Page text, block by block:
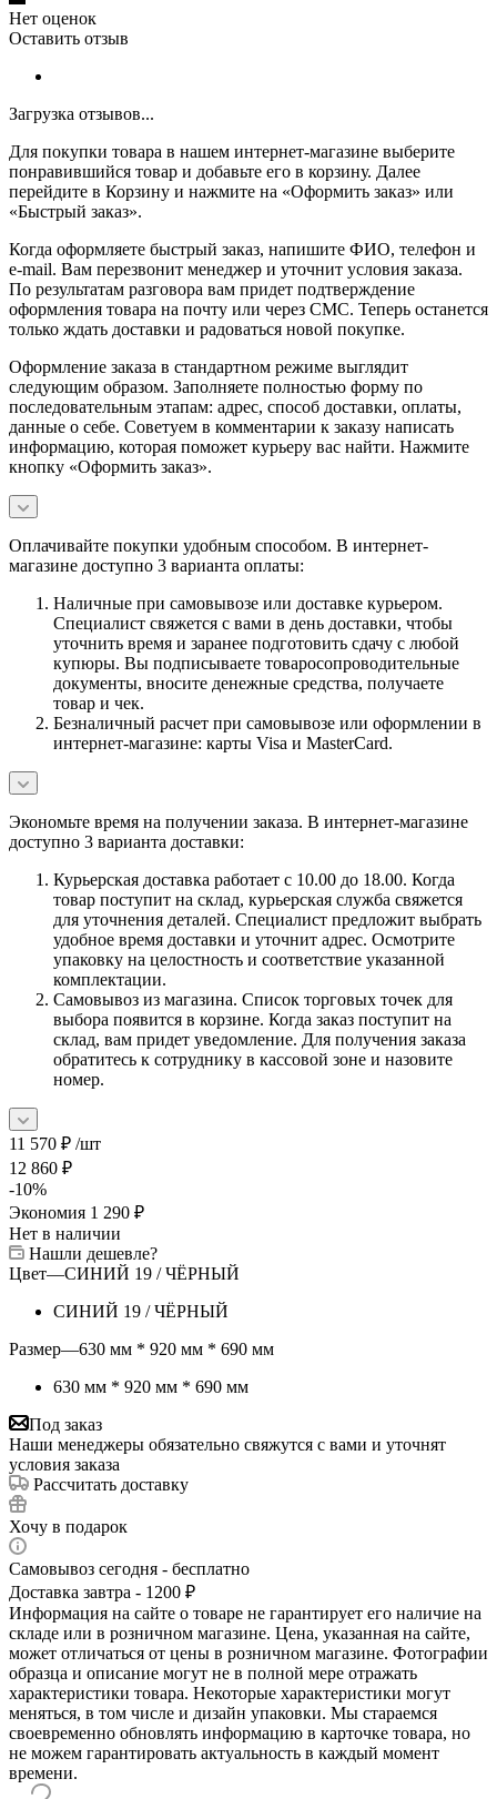
Нет оценок
Оставить отзыв
Загрузка отзывов...
Для покупки товара в нашем интернет-магазине выберите
понравившийся товар и добавьте его в корзину. Далее
перейдите в Корзину и нажмите на «Оформить заказ» или
«Быстрый заказ».
Когда оформляете быстрый заказ, напишите ФИО, телефон и
e-mail. Вам перезвонит менеджер и уточнит условия заказа.
По результатам разговора вам придет подтверждение
оформления товара на почту или через СМС. Теперь останется
только ждать доставки и радоваться новой покупке.
Оформление заказа в стандартном режиме выглядит
следующим образом. Заполняете полностью форму по
последовательным этапам: адрес, способ доставки, оплаты,
данные о себе. Советуем в комментарии к заказу написать
информацию, которая поможет курьеру вас найти. Нажмите
кнопку «Оформить заказ».
Оплачивайте покупки удобным способом. В интернет-
магазине доступно 3 варианта оплаты:
Наличные при самовывозе или доставке курьером.
Специалист свяжется с вами в день доставки, чтобы
уточнить время и заранее подготовить сдачу с любой
купюры. Вы подписываете товаросопроводительные
документы, вносите денежные средства, получаете
товар и чек.
Безналичный расчет при самовывозе или оформлении в
интернет-магазине: карты Visa и MasterCard.
Экономьте время на получении заказа. В интернет-магазине
доступно 3 варианта доставки:
Курьерская доставка работает с 10.00 до 18.00. Когда
товар поступит на склад, курьерская служба свяжется
для уточнения деталей. Специалист предложит выбрать
удобное время доставки и уточнит адрес. Осмотрите
упаковку на целостность и соответствие указанной
комплектации.
Самовывоз из магазина. Список торговых точек для
выбора появится в корзине. Когда заказ поступит на
склад, вам придет уведомление. Для получения заказа
обратитесь к сотруднику в кассовой зоне и назовите
номер.
11 570 ₽ /шт
12 860 ₽
-10%
Экономия 1 290 ₽
Нет в наличии
Нашли дешевле?
Цвет—СИНИЙ 19 / ЧЁРНЫЙ
СИНИЙ 19 / ЧЁРНЫЙ
Размер—630 мм * 920 мм * 690 мм
630 мм * 920 мм * 690 мм
Под заказ
Наши менеджеры обязательно свяжутся с вами и уточнят
условия заказа
Рассчитать доставку
Хочу в подарок
Самовывоз сегодня - бесплатно
Доставка завтра - 1200 ₽
Информация на сайте о товаре не гарантирует его наличие на
складе или в розничном магазине. Цена, указанная на сайте,
может отличаться от цены в розничном магазине. Фотографии
образца и описание могут не в полной мере отражать
характеристики товара. Некоторые характеристики могут
меняться, в том числе и дизайн упаковки. Мы стараемся
своевременно обновлять информацию в карточке товара, но
не можем гарантировать актуальность в каждый момент
времени.